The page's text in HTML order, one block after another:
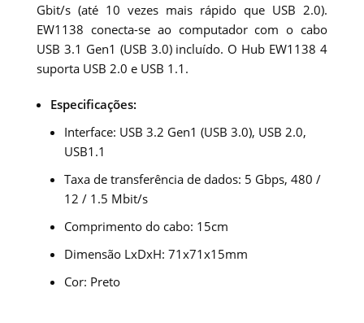
Gbit/s (até 10 vezes mais rápido que USB 2.0).
EW1138 conecta-se ao computador com o cabo
USB 3.1 Gen1 (USB 3.0) incluído. O Hub EW1138 4
suporta USB 2.0 e USB 1.1.
Especificações:
Interface: USB 3.2 Gen1 (USB 3.0), USB 2.0,
USB1.1
Taxa de transferência de dados: 5 Gbps, 480 /
12 / 1.5 Mbit/s
Comprimento do cabo: 15cm
Dimensão LxDxH: 71x71x15mm
Cor: Preto